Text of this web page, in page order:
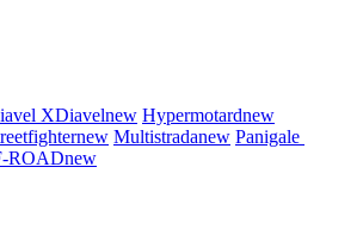
XDiavelnew Hypermotardnew
new Multistradanew Panigale
ROADnew